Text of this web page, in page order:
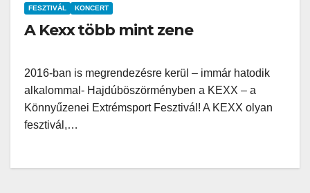
FESZTIVÁL KONCERT
A Kexx több mint zene
2016-ban is megrendezésre kerül – immár hatodik
alkalommal- Hajdúböszörményben a KEXX – a
Könnyűzenei Extrémsport Fesztivál! A KEXX olyan
fesztivál,…